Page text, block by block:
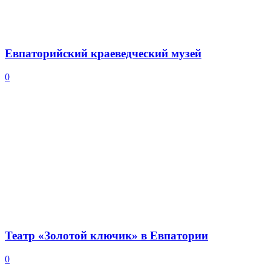
Евпаторийский краеведческий музей
0
Театр «Золотой ключик» в Евпатории
0